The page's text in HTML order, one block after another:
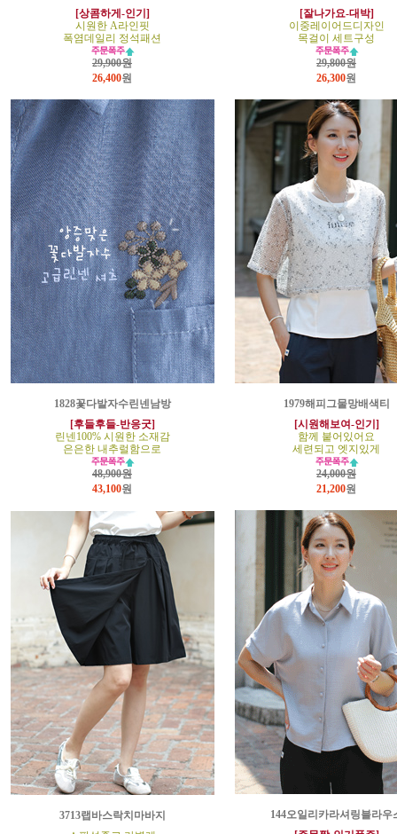
[상콤하게-인기]
시원한 A라인핏
폭염데일리 정석패션
29,900원
26,400원
[잘나가요-대박]
이중레이어드디자인
목걸이 세트구성
29,800원
26,300원
1828꽃다발자수린넨남방
[후들후들-반응굿]
린넨100% 시원한 소재감
은은한 내추럴함으로
48,900원
43,100원
1979해피그물망배색티
[시원해보여-인기]
함께 붙어있어요
세련되고 엣지있게
24,000원
21,200원
3713랩바스락치마바지
144오일리카라셔링블라우